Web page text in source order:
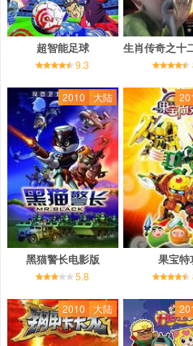
超智能足球
9.3
2010 大陆
黑猫警长电影版
5.8
果宝特
2010 大陆